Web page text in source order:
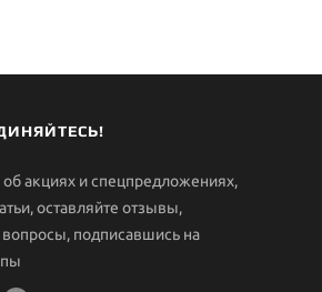
об акциях и спецпредложениях,
оставляйте отзывы,
вопросы, подписавшись на